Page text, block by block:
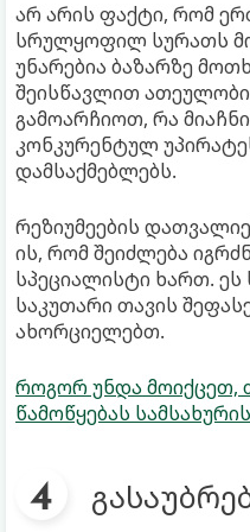
არ არის ფაქტი, რომ
სრულყოფილ სურათს
უნარებია ბაზარზე
შეისწავლით
გამოარჩიოთ, რა
კონკურენტულ
დამსაქმებლებს.
რეზიუმეების
ის, რომ შეიძლება
სპეციალისტი ხართ.
საკუთარი თავის
ახორციელებთ.
როგორ უნდა მოიქცეთ,
წამოწყებას